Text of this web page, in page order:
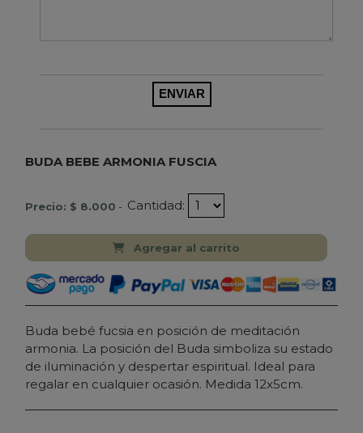
BUDA BEBE ARMONIA FUSCIA
Precio: $ 8.000 - Cantidad:
Agregar al carrito
Buda bebé fucsia en posición de meditación
armonia. La posición del Buda simboliza su estado
de iluminación y despertar espiritual. Ideal para
regalar en cualquier ocasión. Medida 12x5cm.